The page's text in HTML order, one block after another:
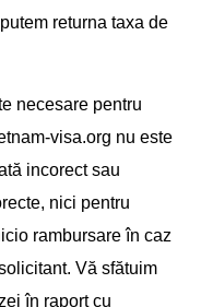
returna taxa de
necesare pentru
visa.org nu este
incorect sau
nici pentru
rambursare în caz
Vă sfătuim
în raport cu